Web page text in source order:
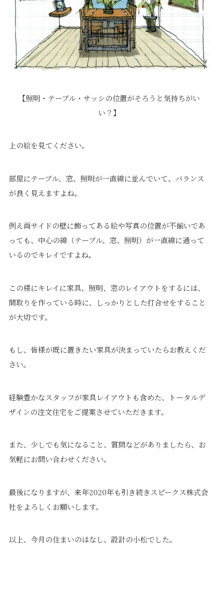
【照明・テーブル・サッシの位置がそろうと気持ちがい
い？】
上の絵を見てください。
部屋にテーブル、窓、照明が一直線に並んでいて、バランス
が良く見えますよね。
例え両サイドの壁に飾ってある絵や写真の位置が不揃いであ
っても、中心の線（テーブル、窓、照明）が一直線に通って
いるのでキレイですよね。
この様にキレイに家具、照明、窓のレイアウトをするには、
間取りを作っている時に、しっかりとした打合せをすること
が大切です。
もし、皆様が既に置きたい家具が決まっていたらお教えくだ
さい。
経験豊かなスタッフが家具レイアウトも含めた、トータルデ
ザインの注文住宅をご提案させていただきます。
また、少しでも気になること、質問などがありましたら、お
気軽にお問い合わせください。
最後になりますが、来年2020年も引き続きスピークス株式会
社をよろしくお願いします。
以上、今月の住まいのはなし、設計の小松でした。